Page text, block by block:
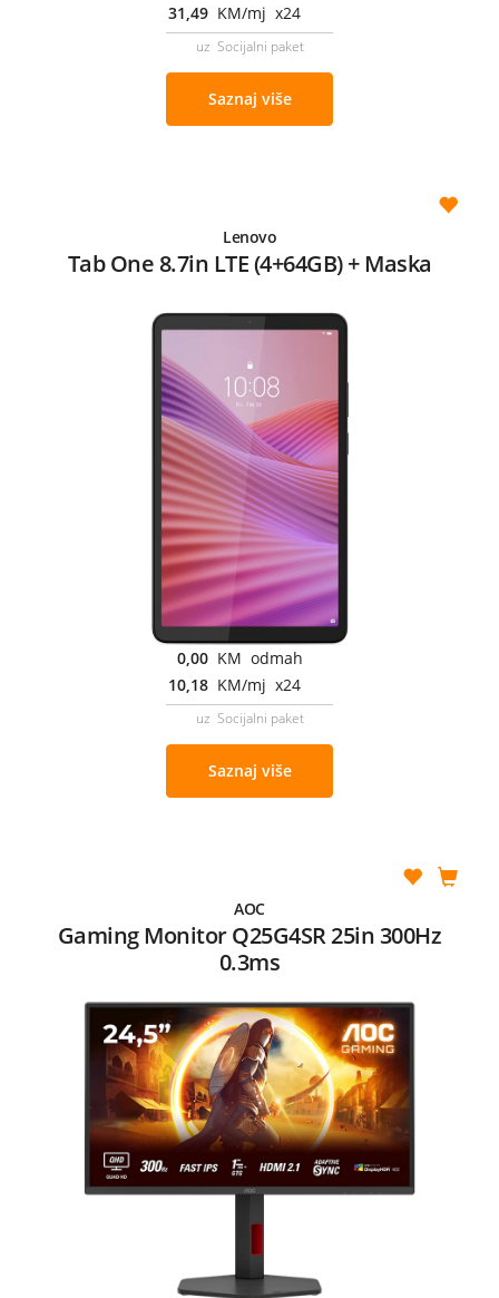
31,49 KM/mj x24
uz Socijalni paket
Saznaj više
Lenovo
Tab One 8.7in LTE (4+64GB) + Maska
0,00 KM odmah
10,18 KM/mj x24
uz Socijalni paket
Saznaj više
AOC
Gaming Monitor Q25G4SR 25in 300Hz
0.3ms